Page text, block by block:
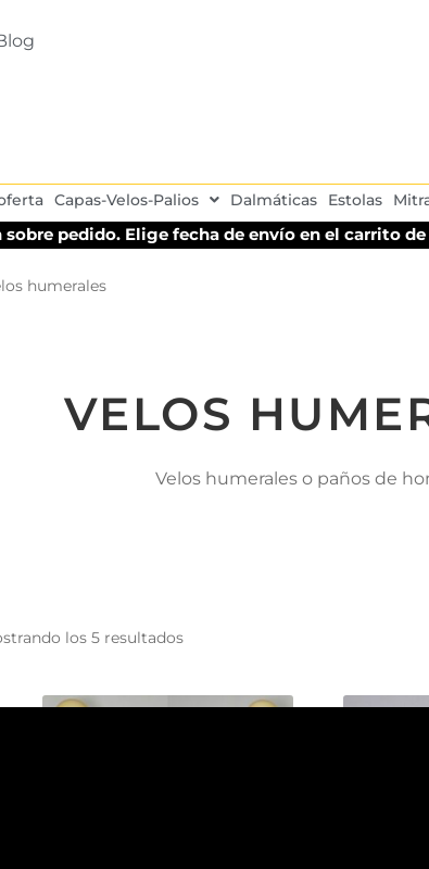
Capas-Velos-Palios Dalmáticas Estolas
pedido. Elige fecha de envío en el carrito
humerales
VELOS
Velos humerales o paños de
los 5 resultados